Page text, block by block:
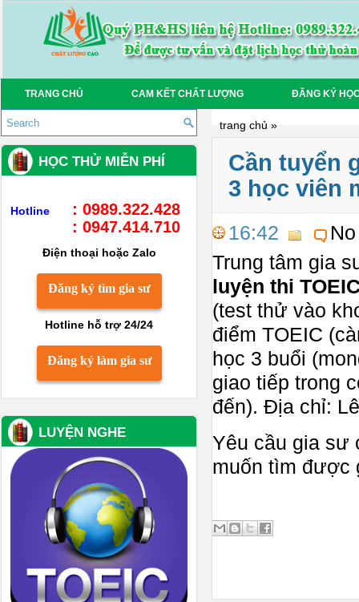
TRANG CHỦ CAM KẾT CHẤT LƯỢNG ĐĂNG KÝ
trang chủ »
Cần tuyển
3 học viên
16:42
Trung tâm gia
luyện thi
(test thử vào
điểm TOEIC
học 3 buổi
giao tiếp trong
đến). Địa chỉ:
Yêu cầu gia sư
muốn tìm được
HỌC THỬ MIỄN PHÍ
Hotline
: 0989.322.428
: 0947.414.710
Điện thoại hoặc Zalo
Đăng ký tìm gia sư
Hotline hỗ trợ 24/24
Đăng ký làm gia sư
LUYỆN NGHE